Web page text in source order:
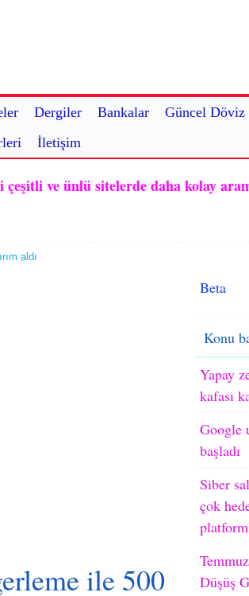
Dergiler Bankalar Güncel Döviz
İletişim
ve ünlü sitelerde daha kolay
aldı
ile 500
Beta
Konu
Yapay
kafası
Google
başladı
Siber
çok
Düşüş